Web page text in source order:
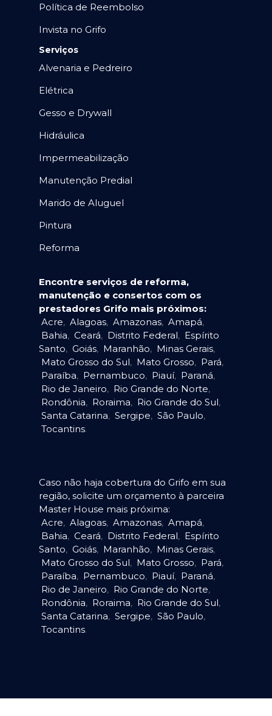
Política de Reembolso
Invista no Grifo
Serviços
Alvenaria e Pedreiro
Elétrica
Gesso e Drywall
Hidráulica
Impermeabilização
Manutenção Predial
Marido de Aluguel
Pintura
Reforma
Encontre serviços de reforma,
manutenção e consertos com os
prestadores Grifo mais próximos:
Acre, Alagoas, Amazonas, Amapá,
Bahia, Ceará, Distrito Federal, Espírito
Santo, Goiás, Maranhão, Minas Gerais,
Mato Grosso do Sul, Mato Grosso, Pará,
Paraíba, Pernambuco, Piauí, Paraná,
Rio de Janeiro, Rio Grande do Norte,
Rondônia, Roraima, Rio Grande do Sul,
Santa Catarina, Sergipe, São Paulo,
Tocantins.
Caso não haja cobertura do Grifo em sua
região, solicite um orçamento à parceira
Master House mais próxima:
Acre, Alagoas, Amazonas, Amapá,
Bahia, Ceará, Distrito Federal, Espírito
Santo, Goiás, Maranhão, Minas Gerais,
Mato Grosso do Sul, Mato Grosso, Pará,
Paraíba, Pernambuco, Piauí, Paraná,
Rio de Janeiro, Rio Grande do Norte,
Rondônia, Roraima, Rio Grande do Sul,
Santa Catarina, Sergipe, São Paulo,
Tocantins.